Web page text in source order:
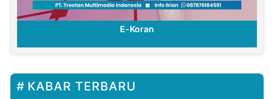
E-Koran
KABAR TERBARU